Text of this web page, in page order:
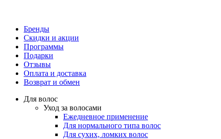
Бренды
Скидки и акции
Программы
Подарки
Отзывы
Оплата и доставка
Возврат и обмен
Для волос
Уход за волосами
Ежедневное применение
Для нормального типа волос
Для сухих, ломких волос